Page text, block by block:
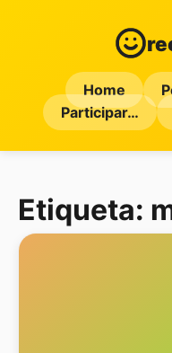
Home
Participar…
Etiqueta: